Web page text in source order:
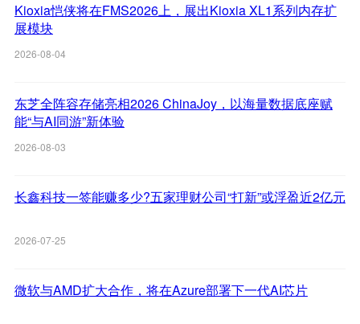
Kioxia恺侠将在FMS2026上，展出Kioxia XL1系列内存扩
展模块
2026-08-04
东芝全阵容存储亮相2026 ChinaJoy，以海量数据底座赋
能“与AI同游”新体验
2026-08-03
长鑫科技一签能赚多少?五家理财公司“打新”或浮盈近2亿元
2026-07-25
微软与AMD扩大合作，将在Azure部署下一代AI芯片